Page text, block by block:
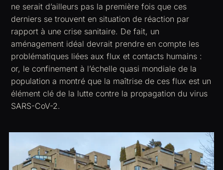
ne serait d’ailleurs pas la première fois que ces
derniers se trouvent en situation de réaction par
rapport à une crise sanitaire. De fait, un
aménagement idéal devrait prendre en compte les
problématiques liées aux flux et contacts humains :
or, le confinement à l’échelle quasi mondiale de la
population a montré que la maîtrise de ces flux est un
élément clé de la lutte contre la propagation du virus
SARS-CoV-2.